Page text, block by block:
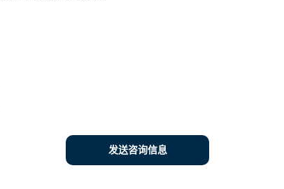
发送咨询信息